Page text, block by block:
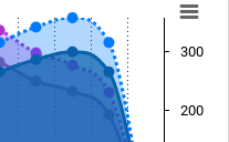
200
300